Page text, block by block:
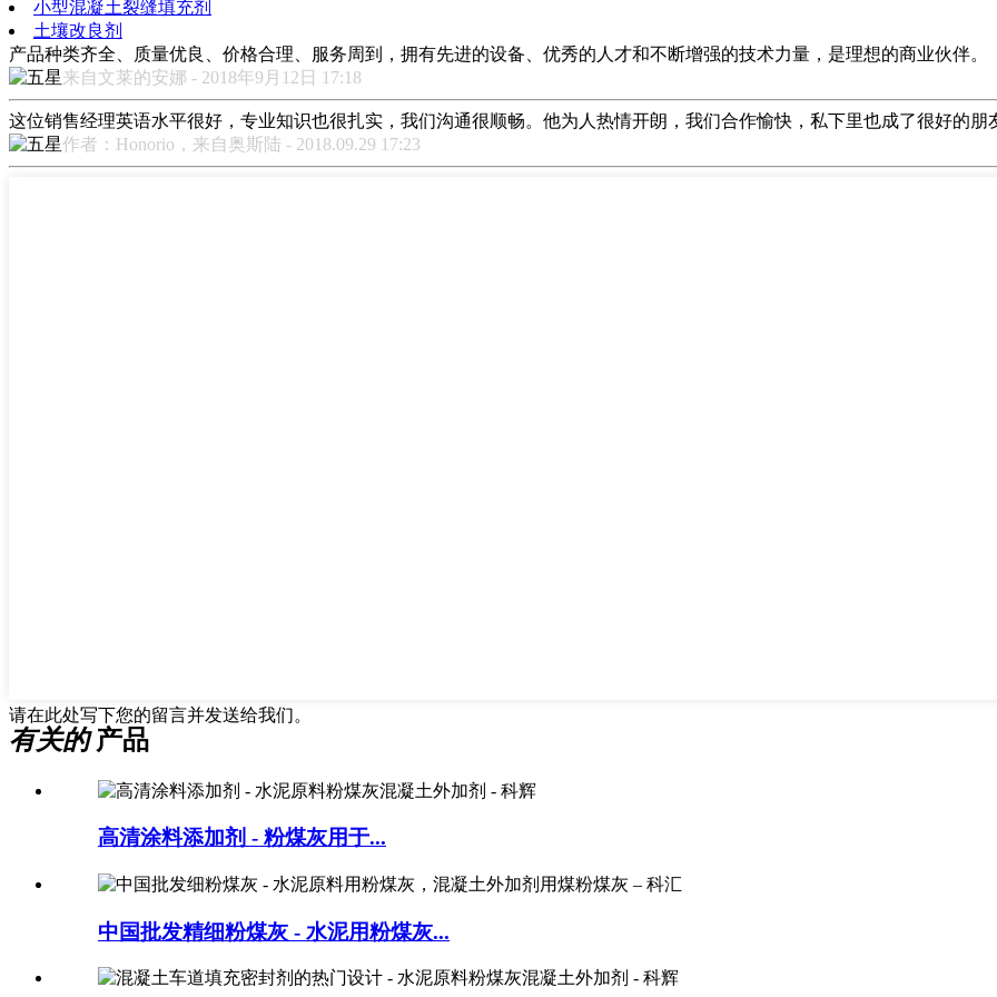
小型混凝土裂缝填充剂
土壤改良剂
产品种类齐全、质量优良、价格合理、服务周到，拥有先进的设备、优秀的人才和不断增强的技术力量，是理想的商业伙伴。
来自文莱的安娜 - 2018年9月12日 17:18
这位销售经理英语水平很好，专业知识也很扎实，我们沟通很顺畅。他为人热情开朗，我们合作愉快，私下里也成了很好的朋
作者：Honorio，来自奥斯陆 - 2018.09.29 17:23
请在此处写下您的留言并发送给我们。
有关的产品
高清涂料添加剂 - 粉煤灰用于...
中国批发精细粉煤灰 - 水泥用粉煤灰...